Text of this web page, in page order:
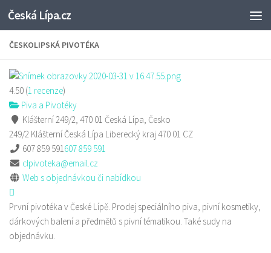
Skip to content
Česká Lípa.cz
ČESKOLIPSKÁ PIVOTÉKA
4.50 (1 recenze)
Piva a Pivotéky
Klášterní 249/2, 470 01 Česká Lípa, Česko
249/2 Klášterní Česká Lípa Liberecký kraj470 01 CZ
607 859 591607 859 591
clpivoteka@email.cz
Web s objednávkou či nabídkou
První pivotéka v České Lípě. Prodej speciálního piva, pivní kosmetiky,
dárkových balení a předmětů s pivní tématikou. Také sudy na
objednávku.